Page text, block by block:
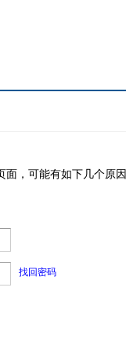
面，可能有如下几个原因
找回密码